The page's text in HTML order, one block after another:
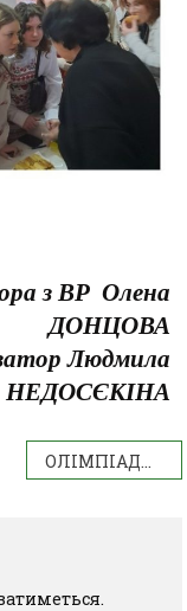
з ВР Олена
ДОНЦОВА
Людмила
НЕДОСЄКІНА
ОЛІМПІАДА З МАТЕМАТИКИ СЕРЕД ПЕРШОКУРСНИКІВ ПІДСУМКИ ТА ПЕРЕМОЖЦІ